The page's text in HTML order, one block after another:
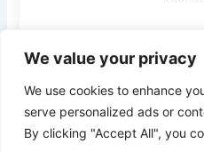
We value your privacy
We use cookies to enhance
serve personalized ads or
By clicking "Accept All", you
Prywatność i pliki ciasteczka: Ta
używanie.
Aby dowiedzieć się więcej, w tym
zobacz tutaj:
Polityka plików